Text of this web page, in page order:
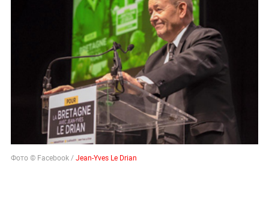
Фото © Facebook /Jean-Yves Le Drian